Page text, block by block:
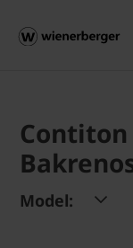
Model: